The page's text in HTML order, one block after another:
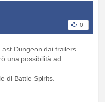
0
Dungeon dai trailers
una possibilità ad
di Battle Spirits.